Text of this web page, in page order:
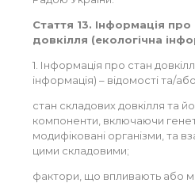
Стаття 13. Інформація про
довкілля (екологічна
1. Інформація про стан
інформація) – відомості та/
стан складових довкілля та
компоненти, включаючи
модифіковані організми, та
цими складовими;
фактори, що впливають або